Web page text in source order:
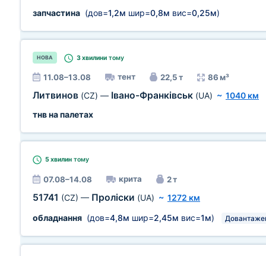
запчастина (дов=1,2м шир=0,8м вис=0,25м)
НОВА 3 хвилини тому
11.08–13.08 тент 22,5 т 86 м³
Литвинов (CZ) — Івано-Франківськ (UA) ~ 1040 км
тнв на палетах
5 хвилин тому
07.08–14.08 крита 2 т
51741 (CZ) — Проліски (UA) ~ 1272 км
обладнання (дов=4,8м шир=2,45м вис=1м)